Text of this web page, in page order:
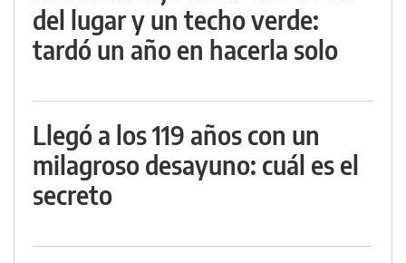
del lugar y un techo verde:
tardó un año en hacerla solo
Llegó a los 119 años con un
milagroso desayuno: cuál es el
secreto